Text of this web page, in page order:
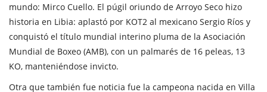
mundo: Mirco Cuello. El púgil oriundo de Arroyo Seco hizo
historia en Libia: aplastó por KOT2 al mexicano Sergio Ríos y
conquistó el título mundial interino pluma de la Asociación
Mundial de Boxeo (AMB), con un palmarés de 16 peleas, 13
KO, manteniéndose invicto.
Otra que también fue noticia fue la campeona nacida en Villa